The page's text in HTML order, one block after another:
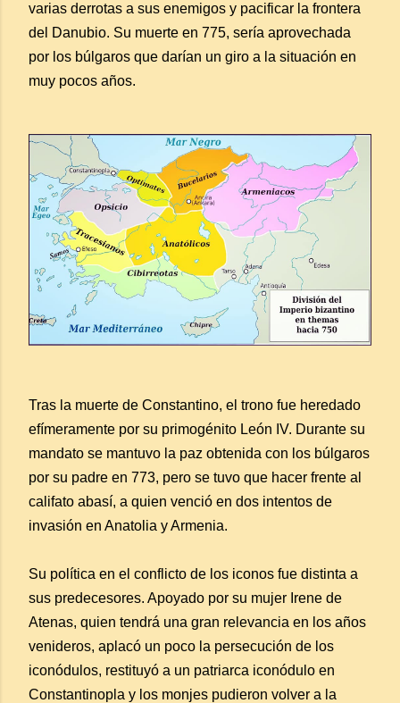
varias derrotas a sus enemigos y pacificar la frontera
del Danubio. Su muerte en 775, sería aprovechada
por los búlgaros que darían un giro a la situación en
muy pocos años.
Tras la muerte de Constantino, el trono fue heredado
efímeramente por su primogénito León IV. Durante su
mandato se mantuvo la paz obtenida con los búlgaros
por su padre en 773, pero se tuvo que hacer frente al
califato abasí, a quien venció en dos intentos de
invasión en Anatolia y Armenia.
Su política en el conflicto de los iconos fue distinta a
sus predecesores. Apoyado por su mujer Irene de
Atenas, quien tendrá una gran relevancia en los años
venideros, aplacó un poco la persecución de los
iconódulos, restituyó a un patriarca iconódulo en
Constantinopla y los monjes pudieron volver a la